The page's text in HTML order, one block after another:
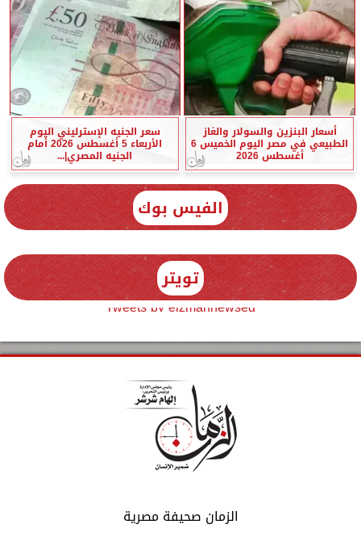
أسعار البنزين والسولار والغاز
الطبيعي في مصر اليوم الخميس 6
أغسطس 2026
سعر الجنيه الإسترليني اليوم
الأربعاء 5 أغسطس 2026 أمام
الجنيه المصري|...
الفيس بوك
تويتر
Tweets by elzmannewseg
الزمان صحيفة مصرية